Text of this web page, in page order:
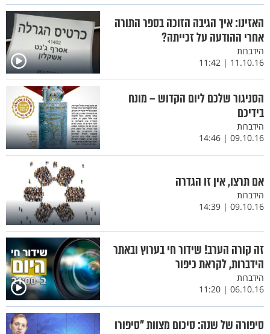
האזינו: איך הגיבה הזוכה בספר התורה
אחרי ההודעה על זכייתה?
הידברות
11.10.16 | 11:42
הסניגור שלכם ליום הקדוש – מונח
בידיכם
הידברות
09.10.16 | 14:46
אם תרצו, אין זו הגדרה
הידברות
09.10.16 | 14:39
זה קורה הערב! שידור חי בערוץ ובאתר
הידברות, לקראת כיפור
הידברות
06.10.16 | 11:20
סיפורה של שנה: סיכום מצוות "סיפורו